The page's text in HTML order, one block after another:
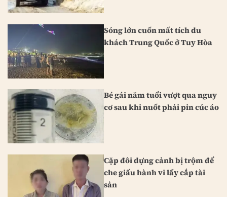
Sóng lớn cuốn mất tích du
khách Trung Quốc ở Tuy Hòa
Bé gái năm tuổi vượt qua nguy
cơ sau khi nuốt phải pin cúc áo
Cặp đôi dựng cảnh bị trộm để
che giấu hành vi lấy cắp tài
sản